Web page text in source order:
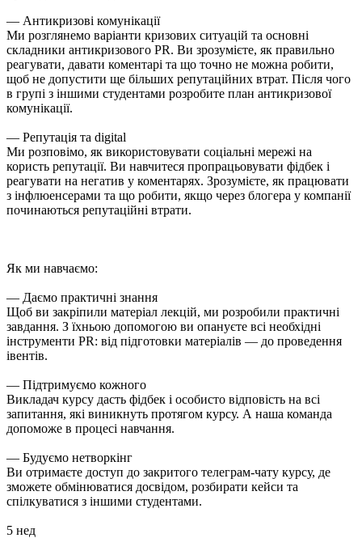
— Антикризові комунікації
Ми розглянемо варіанти кризових ситуацій та основні
складники антикризового PR. Ви зрозумієте, як правильно
реагувати, давати коментарі та що точно не можна робити,
щоб не допустити ще більших репутаційних втрат. Після чого
в групі з іншими студентами розробите план антикризової
комунікації.
— Репутація та digital
Ми розповімо, як використовувати соціальні мережі на
користь репутації. Ви навчитеся пропрацьовувати фідбек і
реагувати на негатив у коментарях. Зрозумієте, як працювати
з інфлюенсерами та що робити, якщо через блогера у компанії
починаються репутаційні втрати.
Як ми навчаємо:
— Даємо практичні знання
Щоб ви закріпили матеріал лекцій, ми розробили практичні
завдання. З їхньою допомогою ви опануєте всі необхідні
інструменти PR: від підготовки матеріалів — до проведення
івентів.
— Підтримуємо кожного
Викладач курсу дасть фідбек і особисто відповість на всі
запитання, які виникнуть протягом курсу. А наша команда
допоможе в процесі навчання.
— Будуємо нетворкінг
Ви отримаєте доступ до закритого телеграм-чату курсу, де
зможете обмінюватися досвідом, розбирати кейси та
спілкуватися з іншими студентами.
5 нед